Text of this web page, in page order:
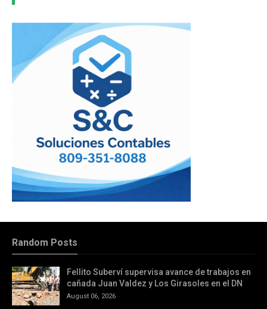
Random Posts
Fellito Suberví supervisa avance de trabajos en
cañada Juan Valdez y Los Girasoles en el DN
August 06, 2026